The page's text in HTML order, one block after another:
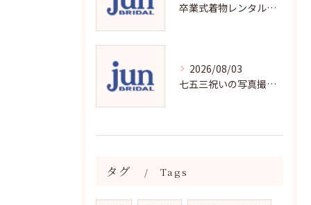
卒業式着物レンタルの選び方と魅力
2026/08/03
七五三祝いの写真撮影で残す成長の瞬間
タグ Tags